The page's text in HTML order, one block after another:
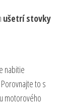
ušetrí stovky
nabitie
to s
motorového